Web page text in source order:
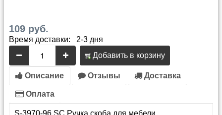
109 руб.
Время доставки: 2-3 дня
Добавить в корзину
Описание Отзывы Доставка
Оплата
S-3970-96 SC Ручка скоба для мебели.